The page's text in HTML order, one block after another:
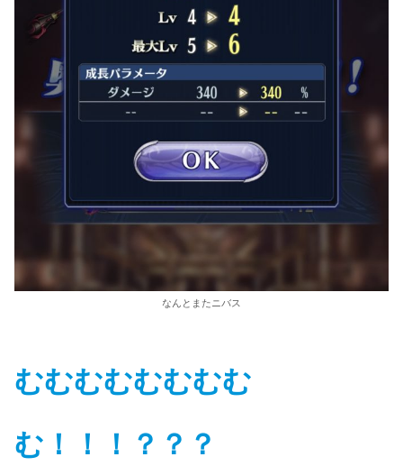
なんとまたニバス
むむむむむむむむ
む！！！？？？